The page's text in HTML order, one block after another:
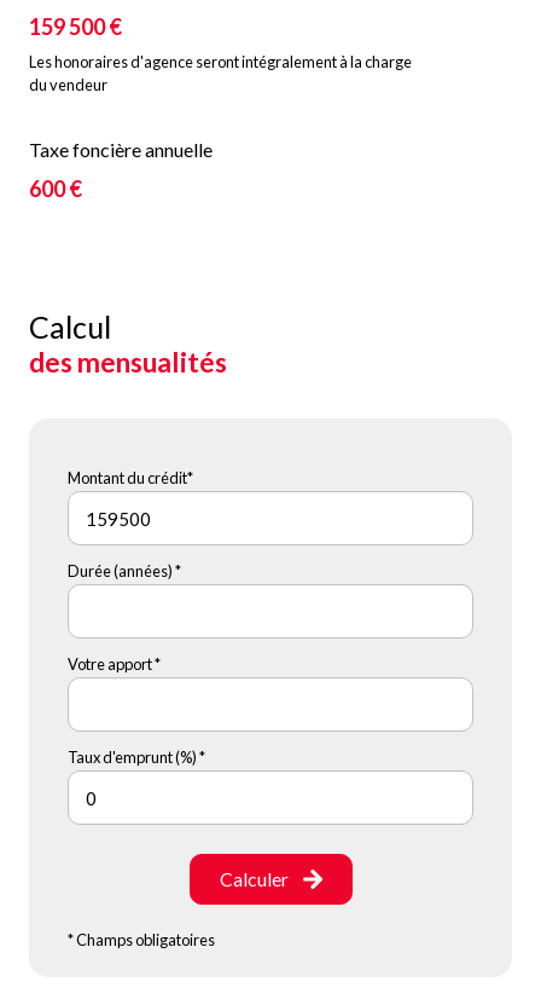
159 500 €
Les honoraires d'agence seront intégralement à la charge
du vendeur
Taxe foncière annuelle
600 €
Calcul
des mensualités
Montant du crédit*
Durée (années) *
Votre apport *
Taux d'emprunt (%) *
Calculer
* Champs obligatoires